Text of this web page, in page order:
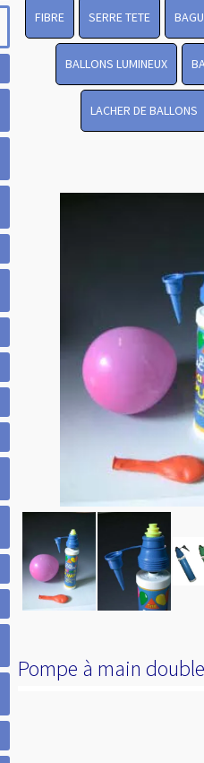
FIBRE SERRE TETE
BALLONS LUMINEUX
LACHER DE BALLONS
Pompe à main